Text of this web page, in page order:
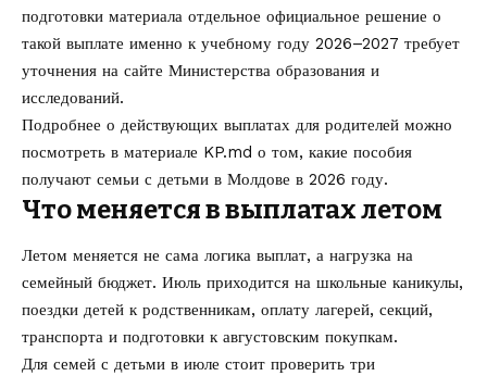
подготовки материала отдельное официальное решение о
такой выплате именно к учебному году 2026–2027 требует
уточнения на сайте Министерства образования и
исследований.
Подробнее о действующих выплатах для родителей можно
посмотреть в материале KP.md о том, какие пособия
получают семьи с детьми в Молдове в 2026 году.
Что меняется в выплатах летом
Летом меняется не сама логика выплат, а нагрузка на
семейный бюджет. Июль приходится на школьные каникулы,
поездки детей к родственникам, оплату лагерей, секций,
транспорта и подготовки к августовским покупкам.
Для семей с детьми в июле стоит проверить три